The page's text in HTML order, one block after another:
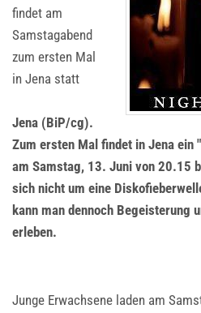
findet am
Samstagabend
zum ersten Mal
in Jena statt
Jena (BiP/cg).
Zum ersten Mal findet in Jena
am Samstag, 13. Juni von 20.15
sich nicht um eine
kann man dennoch Begeisterung
erleben.
Junge Erwachsene laden am